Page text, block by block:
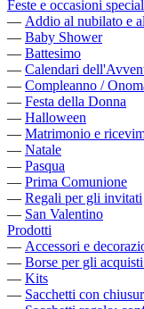
Feste e occasioni
— Addio al nubilato e
— Baby Shower
— Battesimo
— Calendari
— Compleanno /
— Festa della Donna
— Halloween
— Matrimonio e
— Natale
— Pasqua
— Prima Comunione
— Regali per gli invitati
— San Valentino
Prodotti
— Accessori e
— Borse per gli
— Kits
— Sacchetti con